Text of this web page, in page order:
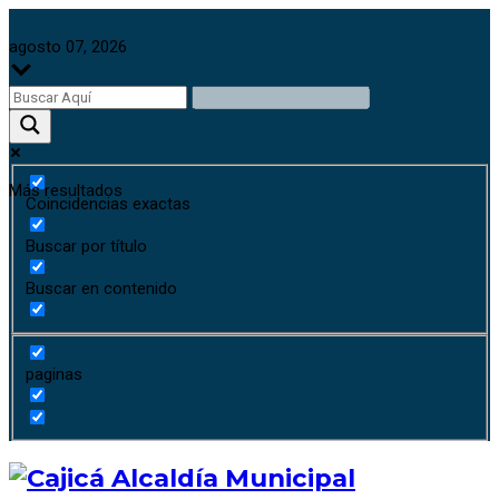
agosto 07, 2026
Más resultados
Coincidencias exactas
Buscar por título
Buscar en contenido
paginas